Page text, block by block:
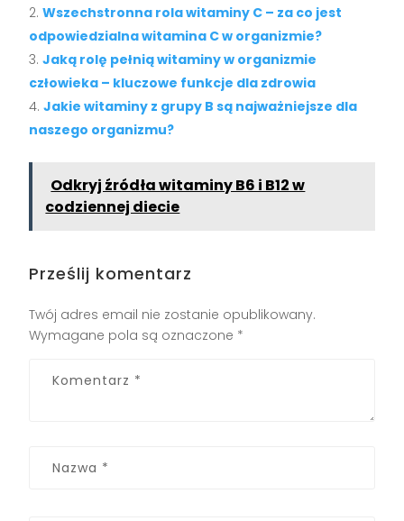
Wszechstronna rola witaminy C – za co jest
odpowiedzialna witamina C w organizmie?
Jaką rolę pełnią witaminy w organizmie
człowieka – kluczowe funkcje dla zdrowia
Jakie witaminy z grupy B są najważniejsze dla
naszego organizmu?
Odkryj źródła witaminy B6 i B12 w
codziennej diecie
Prześlij komentarz
Twój adres email nie zostanie opublikowany.
Wymagane pola są oznaczone *